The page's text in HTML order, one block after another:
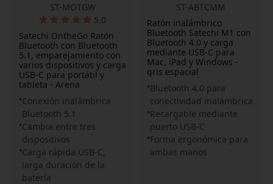
ST-MOTGW
5.0
Satechi OntheGo Ratón
Bluetooth con Bluetooth
5.1, emparejamiento con
varios dispositivos y carga
USB-C para portátil y
tableta - Arena
Conexión inalámbrica
Bluetooth 5.1
Cambia entre tres
dispositivos
Carga rápida USB-C,
larga duración de la
batería
ST-ABTCMM
Ratón inalámbrico
Bluetooth Satechi M1 con
Bluetooth 4.0 y carga
mediante USB-C para
Mac, iPad y Windows -
gris espacial
Bluetooth 4.0 para
conectividad inalámbrica
Recargable mediante
puerto USB-C
Forma ergonómica para
ambas manos